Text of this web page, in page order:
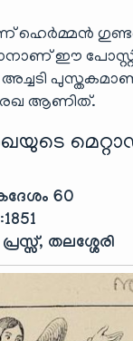
ഹെർമ്മൻ
ഈ
ആണിത്.
60
1851
തലശ്ശേരി